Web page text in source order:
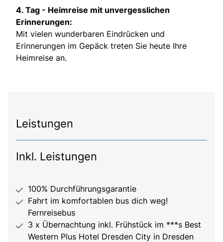
4. Tag - Heimreise mit unvergesslichen
Erinnerungen:
Mit vielen wunderbaren Eindrücken und
Erinnerungen im Gepäck treten Sie heute Ihre
Heimreise an.
Leistungen
Inkl. Leistungen
100% Durchführungsgarantie
Fahrt im komfortablen bus dich weg!
Fernreisebus
3 x Übernachtung inkl. Frühstück im ***s Best
Western Plus Hotel Dresden City in Dresden